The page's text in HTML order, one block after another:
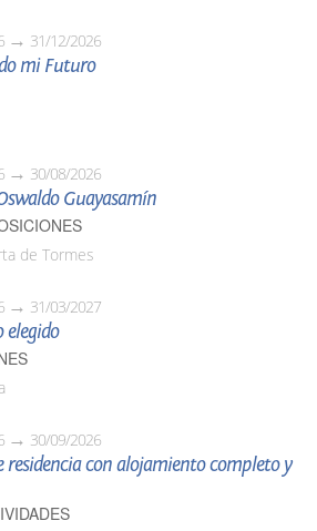
31/12/2026
mi Futuro
30/08/2026
Guayasamín
de Tormes
31/03/2027
elegido
30/09/2026
residencia con alojamiento completo y